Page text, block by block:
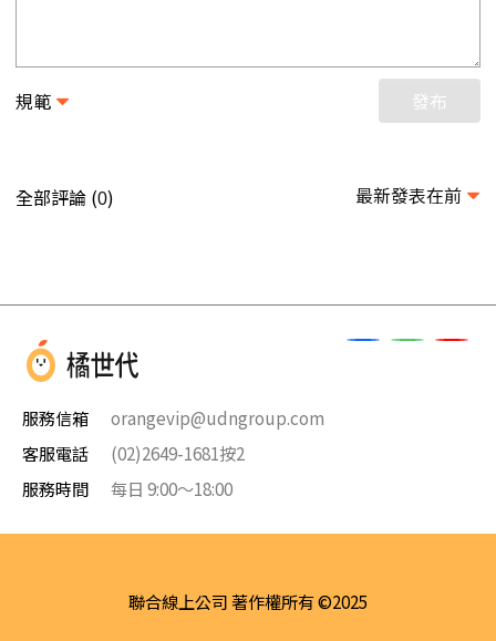
規範 發布
全部評論 (0) 最新發表在前
服務信箱
orangevip@udngroup.com
客服電話
(02)2649-1681按2
服務時間
每日 9:00～18:00
聯合線上公司 著作權所有 ©2025